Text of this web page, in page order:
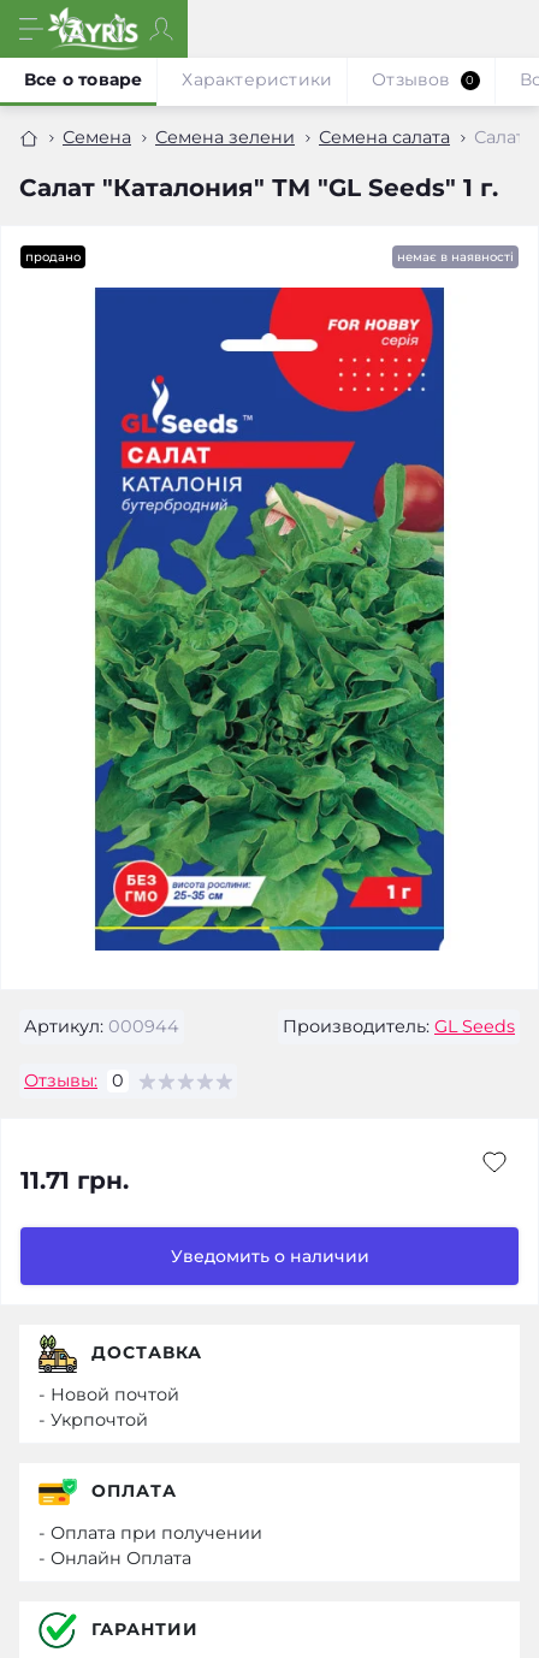
Семена Семена зелени Семена салата Салат
Салат "Каталония" ТМ "GL Seeds" 1 г.
Все о товаре Характеристики Отзывов 0
продано немає в наявності
Артикул: 000944 Производитель: GL Seeds
Отзывы: 0
11.71 грн.
Уведомить о наличии
ДОСТАВКА
- Новой почтой
- Укрпочтой
ОПЛАТА
- Оплата при получении
- Онлайн Оплата
ГАРАНТИИ